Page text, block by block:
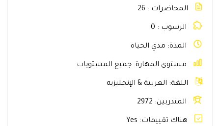
المحاضرات 26
الرسوب 0
المدة مدي الحياه
مستوى المهارة جميع المستويات
اللغة العربية & الإنجليزيه
المتدربين 2972
هناك تقييمات Yes